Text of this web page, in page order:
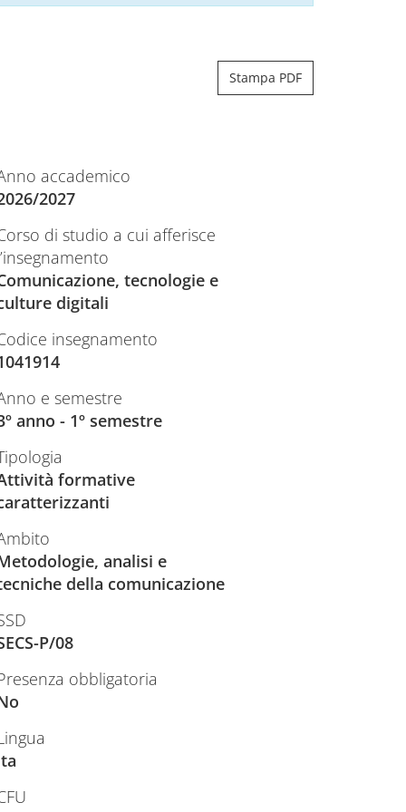
Stampa PDF
accademico
2027
di studio a cui afferisce
tecnologie e
digitali
insegnamento
e semestre
anno - 1º semestre
formative
analisi e
della comunicazione
P/08
obbligatoria